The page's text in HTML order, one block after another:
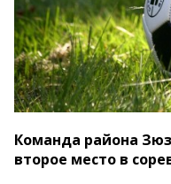
Команда района
второе место в